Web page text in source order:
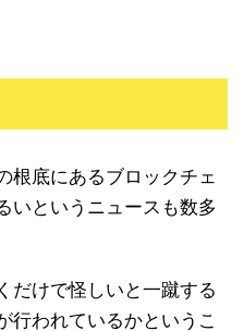
根底にあるブロックチェ
いというニュースも数多
だけで怪しいと一蹴する
行われているかというこ